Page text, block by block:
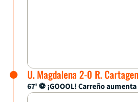
U. Magdalena 2-0 R.
67' ⚽ ¡GOOOL! Carreño